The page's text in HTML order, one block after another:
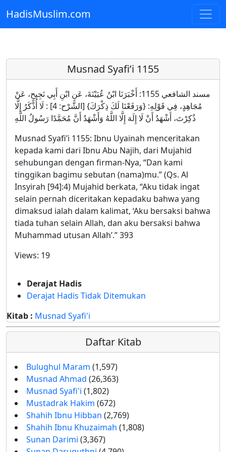
Skip to main content
HadisMuslim.com
Musnad Syafi’i 1155
مسند الشافعي 1155: أَخْبَرَنَا ابْنُ عُيَيْنَةَ، عَنِ ابْنِ أَبِي نَجِيحٍ، عَنْ
مُجَاهِدٍ، فِي قَوْلِهِ: {وَرَفَعْنَا لَكَ ذِكْرَكَ} [الشَّرْح: 4] : لَا أُذْكَرُ إِلَّا
ذُكِرْتَ، أَشْهَدُ أَنْ لَا إِلَهَ إِلَّا اللَّهُ وَأَشْهَدُ أَنَّ مُحَمَّدًا رَسُولُ اللَّهِ
Musnad Syafi’i 1155: Ibnu Uyainah menceritakan
kepada kami dari Ibnu Abu Najih, dari Mujahid
sehubungan dengan firman-Nya, “Dan kami
tinggikan bagimu sebutan (nama)mu.” (Qs. Al
Insyirah [94]:4) Mujahid berkata, “Aku tidak ingat
selain pernah diceritakan kepadaku bahwa yang
dimaksud ialah dalam kalimat, ‘Aku bersaksi bahwa
tiada tuhan selain Allah, dan aku bersaksi bahwa
Muhammad utusan Allah’.” 393
Views: 19
Derajat Hadis
Derajat Hadis Tidak Ditemukan
Kitab : Musnad Syafi'i
Daftar Kitab
Bulughul Maram (1,597)
Musnad Ahmad (26,363)
Musnad Syafi'i (1,802)
Mustadrak Hakim (672)
Shahih Ibnu Hibban (2,769)
Shahih Ibnu Khuzaimah (1,808)
Sunan Darimi (3,367)